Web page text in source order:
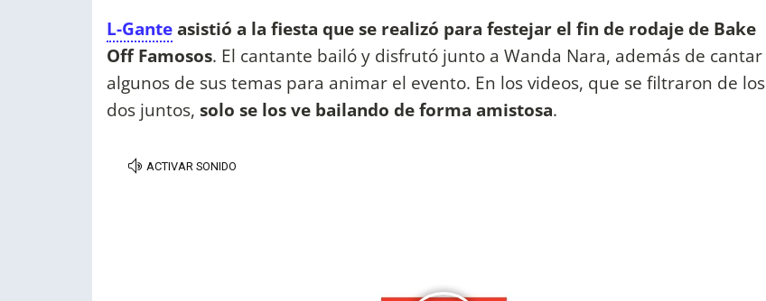
L-Ganteasistió a la fiesta que se realizó para festejar el fin de rodaje de Bake
Off Famosos. El cantante bailó y disfrutó junto a Wanda Nara, además de cantar
algunos de sus temas para animar el evento. En los videos, que se filtraron de los
dos juntos, solo se los ve bailando de forma amistosa.